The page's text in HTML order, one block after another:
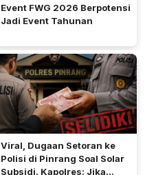
Event FWG 2026 Berpotensi
Jadi Event Tahunan
Viral, Dugaan Setoran ke
Polisi di Pinrang Soal Solar
Subsidi. Kapolres: Jika